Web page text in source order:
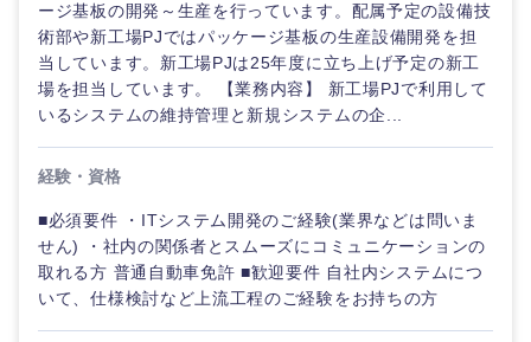
選択する
選択する
選択する
選択する
ージ基板の開発～生産を行っています。配属予定の設備技
術部や新工場PJではパッケージ基板の生産設備開発を担
当しています。新工場PJは25年度に立ち上げ予定の新工
場を担当しています。 【業務内容】 新工場PJで利用して
いるシステムの維持管理と新規システムの企...
経験・資格
■必須要件 ・ITシステム開発のご経験(業界などは問いま
せん) ・社内の関係者とスムーズにコミュニケーションの
取れる方 普通自動車免許 ■歓迎要件 自社内システムにつ
いて、仕様検討など上流工程のご経験をお持ちの方